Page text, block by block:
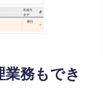
務もでき